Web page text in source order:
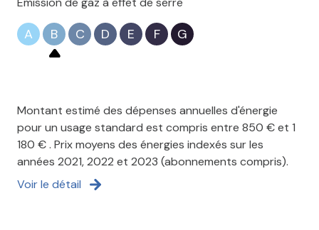
A B C D E F G
Montant estimé des dépenses annuelles d'énergie
pour un usage standard est compris entre 850 € et 1
180 € . Prix moyens des énergies indexés sur les
années 2021, 2022 et 2023 (abonnements compris).
Voir le détail